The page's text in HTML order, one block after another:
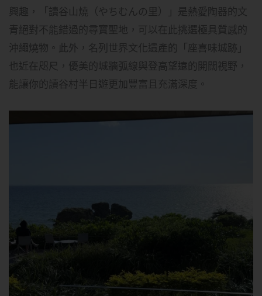
興趣，「讀谷山燒（やちむんの里）」是熱愛陶器的文
青絕對不能錯過的尋寶聖地，可以在此挑選極具質感的
沖繩燒物。此外，名列世界文化遺產的「座喜味城跡」
也近在咫尺，優美的城牆弧線與登高望遠的開闊視野，
能讓你的讀谷村半日遊更加豐富且充滿深度。